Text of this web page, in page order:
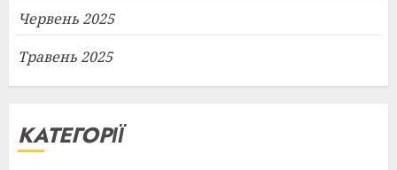
Червень 2025
Травень 2025
КАТЕГОРІЇ